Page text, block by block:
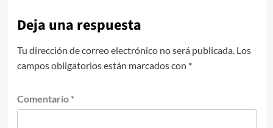
Deja una respuesta
Tu dirección de correo electrónico no será publicada. Los
campos obligatorios están marcados con *
Comentario *